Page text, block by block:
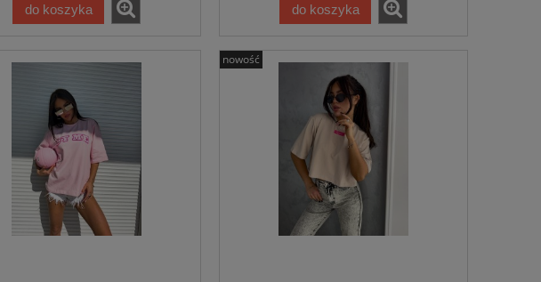
do koszyka do koszyka
nowość